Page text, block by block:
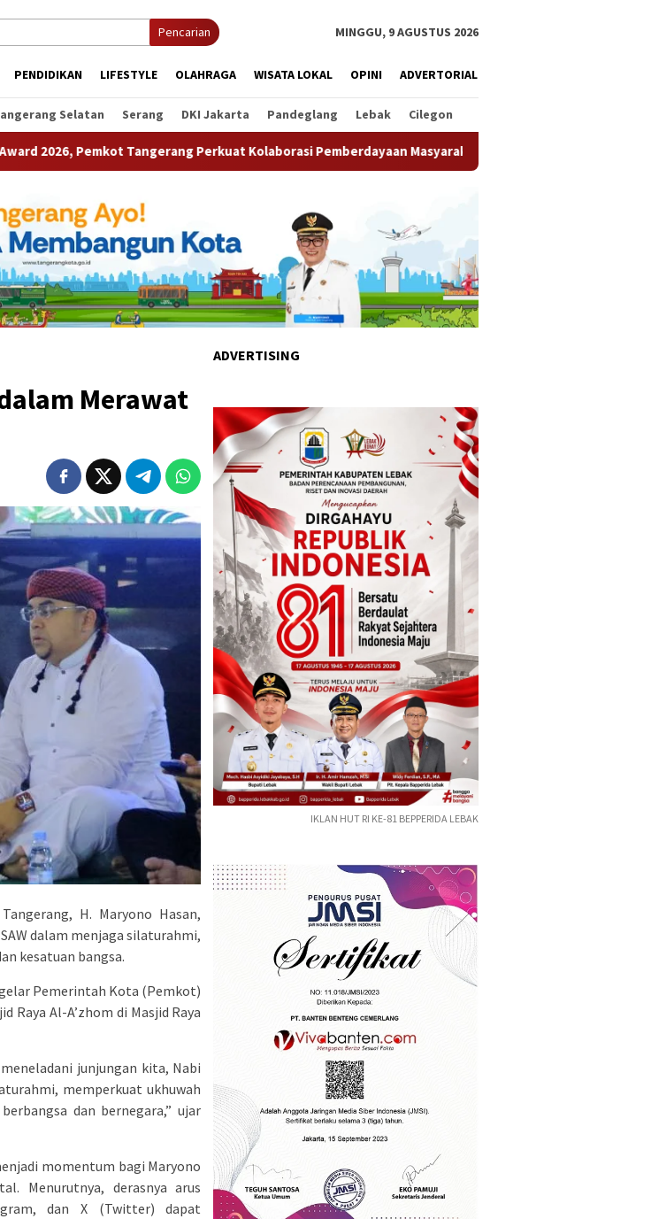
Pencarian MINGGU, 9 AGUSTUS 2026
PENDIDIKAN LIFESTYLE OLAHRAGA WISATA LOKAL OPINI ADVERTORIAL
Selatan Serang DKI Jakarta Pandeglang Lebak Cilegon
Tangerang Perkuat Kolaborasi Pemberdayaan Masyarakat Semarak HUT ke-81 RI, Imigrasi
Merawat
H. Maryono Hasan,
dalam menjaga silaturahmi,
kesatuan bangsa.
Pemerintah Kota (Pemkot)
Raya Al-A’zhom di Masjid Raya
junjungan kita, Nabi
memperkuat ukhuwah
dan bernegara,” ujar
momentum bagi Maryono
Menurutnya, derasnya arus
dan X (Twitter) dapat
ADVERTISING
IKLAN HUT RI KE-81 BEPPERIDA LEBAK